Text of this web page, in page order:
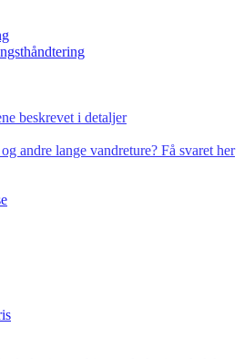
beskrevet i detaljer
andre lange vandreture? Få svaret her